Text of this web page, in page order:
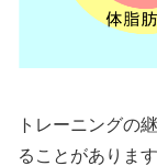
トレーニングの
ることがありま